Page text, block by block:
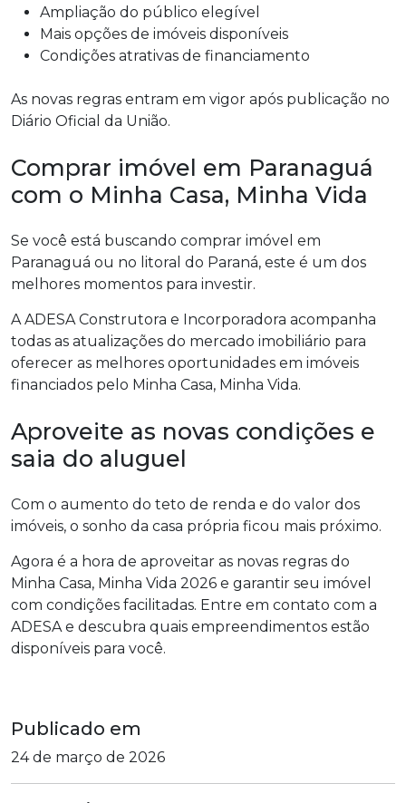
Ampliação do público elegível
Mais opções de imóveis disponíveis
Condições atrativas de financiamento
As novas regras entram em vigor após publicação no
Diário Oficial da União.
Comprar imóvel em Paranaguá
com o Minha Casa, Minha Vida
Se você está buscando comprar imóvel em
Paranaguá ou no litoral do Paraná, este é um dos
melhores momentos para investir.
AADESA Construtora e Incorporadora acompanha
todas as atualizações do mercado imobiliário para
oferecer as melhores oportunidades em imóveis
financiados pelo Minha Casa, Minha Vida.
Aproveite as novas condições e
saia do aluguel
Com o aumento do teto de renda e do valor dos
imóveis, o sonho da casa própria ficou mais próximo.
Agora é a hora de aproveitar as novas regras do
Minha Casa, Minha Vida 2026 e garantir seu imóvel
com condições facilitadas. Entre em contato com a
ADESA e descubra quais empreendimentos estão
disponíveis para você.
Publicado em
24 de março de 2026